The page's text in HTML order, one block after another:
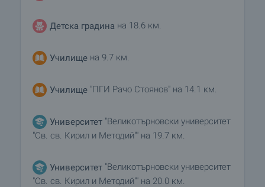
Детска градина на 18.6 км.
Училище на 9.7 км.
Училище "ПГИ Рачо Стоянов" на 14.1 км.
Университет "Великотърновски университет
"Св. св. Кирил и Методий"" на 19.7 км.
Университет "Великотърновски университет
"Св. св. Кирил и Методий"" на 20.0 км.